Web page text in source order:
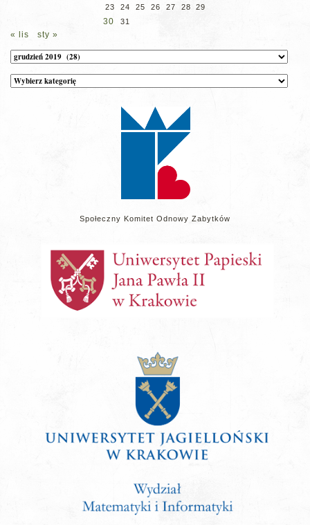
23
24 25 26 27 28 29
30 31
« lis sty »
Archiwum
Kategorie
wpisów
Społeczny Komitet Odnowy Zabytków